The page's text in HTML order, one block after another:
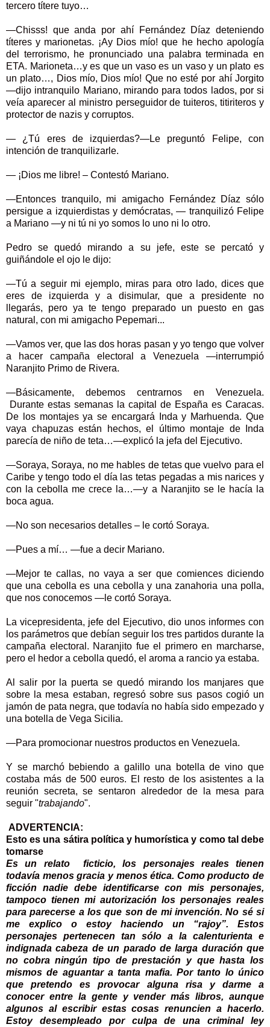
tercero títere tuyo…
—Chisss! que anda por ahí Fernández Díaz deteniendo
títeres y marionetas. ¡Ay Dios mío! que he hecho apología
del terrorismo, he pronunciado una palabra terminada en
ETA. Marioneta…y es que un vaso es un vaso y un plato es
un plato…, Dios mío, Dios mío! Que no esté por ahí Jorgito
—dijo intranquilo Mariano, mirando para todos lados, por si
veía aparecer al ministro perseguidor de tuiteros, titiriteros y
protector de nazis y corruptos.
— ¿Tú eres de izquierdas?—Le preguntó Felipe, con
intención de tranquilizarle.
— ¡Dios me libre! – Contestó Mariano.
—Entonces tranquilo, mi amigacho Fernández Díaz sólo
persigue a izquierdistas y demócratas, — tranquilizó Felipe
a Mariano —y ni tú ni yo somos lo uno ni lo otro.
Pedro se quedó mirando a su jefe, este se percató y
guiñándole el ojo le dijo:
—Tú a seguir mi ejemplo, miras para otro lado, dices que
eres de izquierda y a disimular, que a presidente no
llegarás, pero ya te tengo preparado un puesto en gas
natural, con mi amigacho Pepemari...
—Vamos ver, que las dos horas pasan y yo tengo que volver
a hacer campaña electoral a Venezuela —interrumpió
Naranjito Primo de Rivera.
—Básicamente, debemos centrarnos en Venezuela.
Durante estas semanas la capital de España es Caracas.
De los montajes ya se encargará Inda y Marhuenda. Que
vaya chapuzas están hechos, el último montaje de Inda
parecía de niño de teta…—explicó la jefa del Ejecutivo.
—Soraya, Soraya, no me hables de tetas que vuelvo para el
Caribe y tengo todo el día las tetas pegadas a mis narices y
con la cebolla me crece la…—y a Naranjito se le hacía la
boca agua.
—No son necesarios detalles – le cortó Soraya.
—Pues a mí… —fue a decir Mariano.
—Mejor te callas, no vaya a ser que comiences diciendo
que una cebolla es una cebolla y una zanahoria una polla,
que nos conocemos —le cortó Soraya.
La vicepresidenta, jefe del Ejecutivo, dio unos informes con
los parámetros que debían seguir los tres partidos durante la
campaña electoral. Naranjito fue el primero en marcharse,
pero el hedor a cebolla quedó, el aroma a rancio ya estaba.
Al salir por la puerta se quedó mirando los manjares que
sobre la mesa estaban, regresó sobre sus pasos cogió un
jamón de pata negra, que todavía no había sido empezado y
una botella de Vega Sicilia.
—Para promocionar nuestros productos en Venezuela.
Y se marchó bebiendo a galillo una botella de vino que
costaba más de 500 euros. El resto de los asistentes a la
reunión secreta, se sentaron alrededor de la mesa para
seguir "trabajando".
ADVERTENCIA:
Esto es una sátira política y humorística y como tal debe
tomarse
Es un relato ficticio, los personajes reales tienen
todavía menos gracia y menos ética. Como producto de
ficción nadie debe identificarse con mis personajes,
tampoco tienen mi autorización los personajes reales
para parecerse a los que son de mi invención. No sé si
me explico o estoy haciendo un “rajoy”. Estos
personajes pertenecen tan sólo a la calenturienta e
indignada cabeza de un parado de larga duración que
no cobra ningún tipo de prestación y que hasta los
mismos de aguantar a tanta mafia. Por tanto lo único
que pretendo es provocar alguna risa y darme a
conocer entre la gente y vender más libros, aunque
algunos al escribir estas cosas renuncien a hacerlo.
Estoy desempleado por culpa de una criminal ley